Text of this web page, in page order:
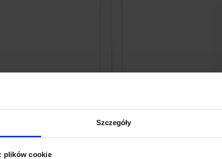
Szczegóły
plików cookieLUCES CALI LE41368 lampa wiszaca LED